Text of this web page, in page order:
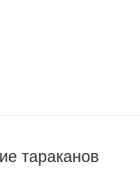
тараканов